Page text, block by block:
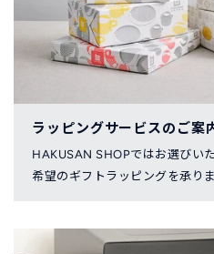
ラッピングサービスのご案
HAKUSAN SHOPではお選びい
希望のギフトラッピングを承りま